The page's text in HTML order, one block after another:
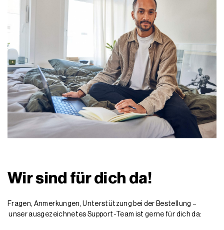
Wir sind für dich da!
Fragen, Anmerkungen, Unterstützung bei der Bestellung –
unser ausgezeichnetes Support-Team ist gerne für dich da: